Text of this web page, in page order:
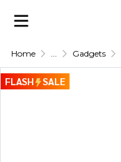
Home ... Gadgets
FLASH SALE